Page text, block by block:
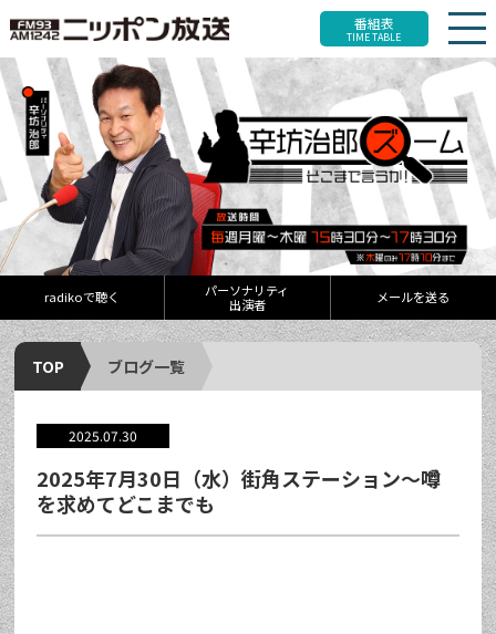
番組表
TIME TABLE
radikoで聴く
パーソナリティ
出演者
メールを送る
TOP ブログ一覧
2025.07.30
2025年7月30日（水）街角ステーション～噂
を求めてどこまでも